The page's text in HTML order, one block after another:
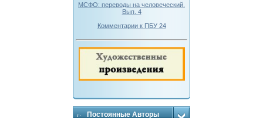
МСФО: переводы на человеческий.
Вып. 4
Комментарии к ПБУ 24
Постоянные Авторы